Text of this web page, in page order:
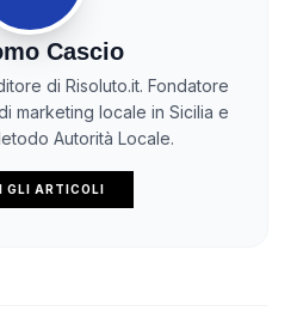
Cascio
di Risoluto.it. Fondatore
marketing locale in Sicilia e
Autorità Locale.
GLI ARTICOLI